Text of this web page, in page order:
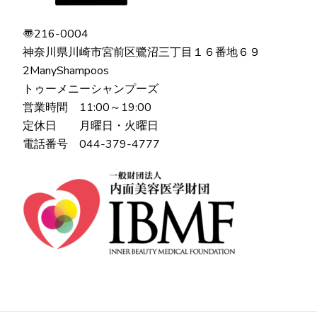
〠216-0004
神奈川県川崎市宮前区鷺沼三丁目１６番地６９
2ManyShampoos
トゥーメニーシャンプーズ
営業時間 11:00～19:00
定休日 月曜日・火曜日
電話番号 044-379-4777